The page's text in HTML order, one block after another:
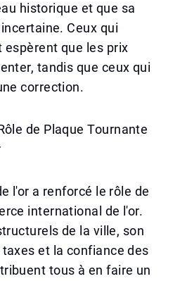
historique et que sa
Ceux qui
que les prix
tandis que ceux qui
correction.
de Plaque Tournante
l'or a renforcé le rôle de
international de l'or.
de la ville, son
et la confiance des
tous à en faire un